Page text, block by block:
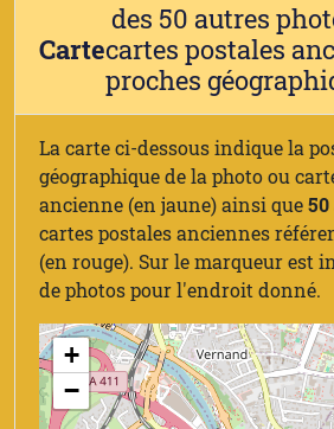
Carte
des 50 autres
cartes postales
proches
La carte ci-dessous indique la
géographique de la photo ou
ancienne (en jaune) ainsi que
cartes postales anciennes
(en rouge). Sur le marqueur est
de photos pour l'endroit donné.
+
−